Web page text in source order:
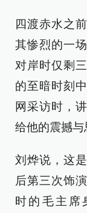
四渡赤水之
其惨烈的一
对岸时仅剩
的至暗时刻
网采访时，
给他的震撼与
刘烨说，这
后第三次饰
时的毛主席